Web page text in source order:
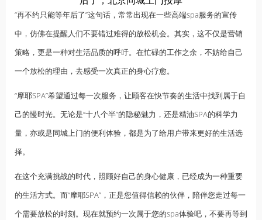
“再不约只能等年后了”这句话，常常出现在一些高端spa服务的宣传
中，仿佛在提醒人们不要错过难得的放松机会。其实，这不仅是营销
策略，更是一种对生活品质的呼吁。在忙碌的工作之余，不妨给自己
一个放松的理由，去感受一次真正的身心疗愈。
“摩耶SPA”希望通过每一次服务，让顾客在快节奏的生活中找到属于自
己的慢时光。无论是“十八个半”的隐秘魅力，还是精油SPA的科学力
量，亦或是同城上门的便利体验，都是为了给用户带来更好的生活选
择。
在这个充满挑战的时代，照顾好自己的身心健康，已经成为一种重要
的生活方式。而“摩耶SPA”，正是您值得信赖的伙伴，陪伴您走过每一
个需要放松的时刻。现在就预约一次属于您的spa体验吧，不要再等到